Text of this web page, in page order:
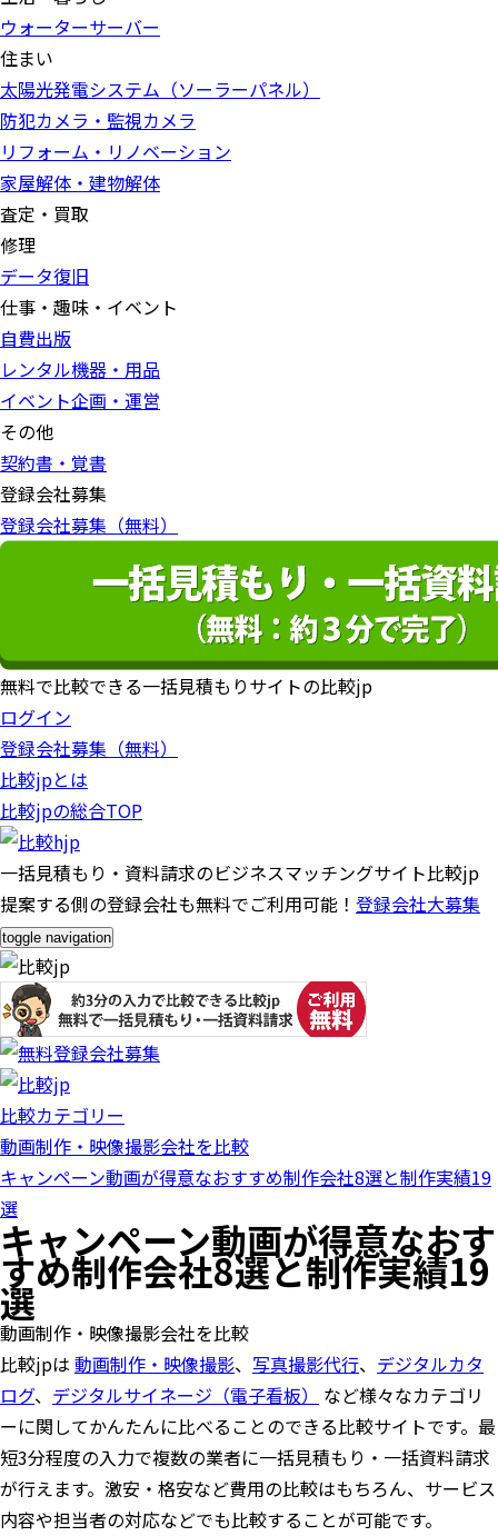
ウォーターサーバー
住まい
太陽光発電システム（ソーラーパネル）
防犯カメラ・監視カメラ
リフォーム・リノベーション
家屋解体・建物解体
査定・買取
修理
データ復旧
仕事・趣味・イベント
自費出版
レンタル機器・用品
イベント企画・運営
その他
契約書・覚書
登録会社募集
登録会社募集（無料）
無料で比較できる一括見積もりサイトの比較jp
ログイン
登録会社募集（無料）
比較jpとは
比較jpの総合TOP
一括見積もり・資料請求のビジネスマッチングサイト比較jp
提案する側の登録会社も無料でご利用可能！ 登録会社大募集
toggle navigation
比較カテゴリー
動画制作・映像撮影会社を比較
キャンペーン動画が得意なおすすめ制作会社8選と制作実績19
選
キャンペーン動画が得意なおす
すめ制作会社8選と制作実績19
選
動画制作・映像撮影会社を比較
比較jpは 動画制作・映像撮影、 写真撮影代行、 デジタルカタ
ログ、 デジタルサイネージ（電子看板）
など様々なカテゴリ
ーに関してかんたんに比べることのできる比較サイトです。最
短3分程度の入力で複数の業者に一括見積もり・一括資料請求
が行えます。激安・格安など費用の比較はもちろん、サービス
内容や担当者の対応などでも比較することが可能です。